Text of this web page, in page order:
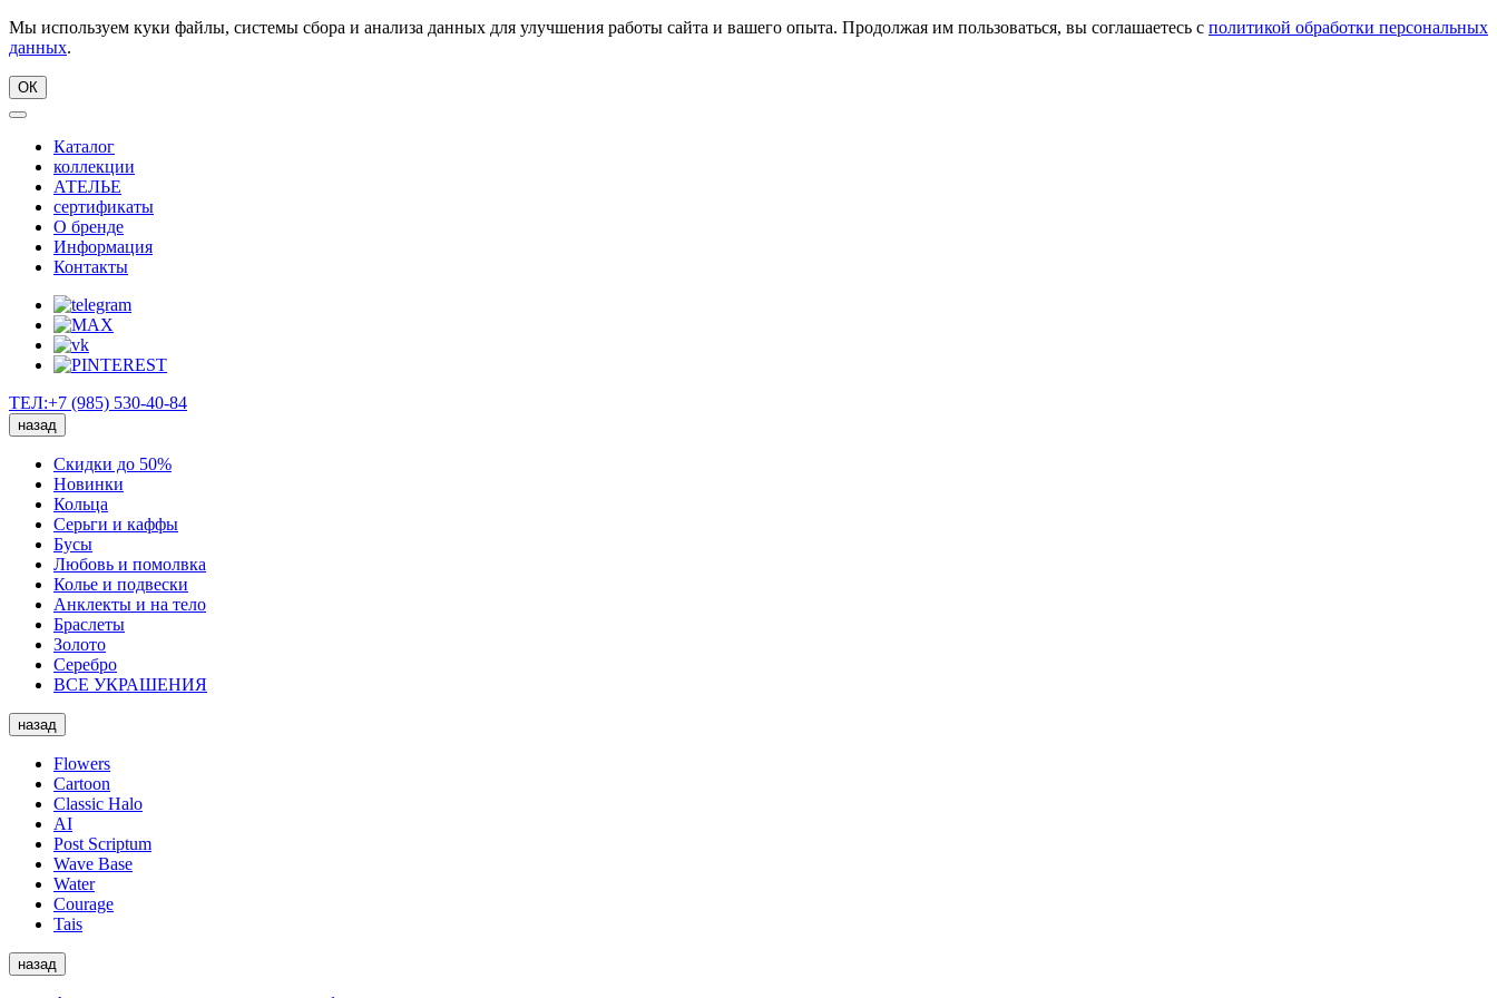
Мы используем куки файлы, системы сбора и анализа данных для улучшения работы сайта и вашего опыта. Продолжая им пользоваться, вы соглашаетесь с политикой обработки персональных
данных.
ОК
Каталог
коллекции
АТЕЛЬЕ
сертификаты
О бренде
Информация
Контакты
ТЕЛ:+7 (985) 530-40-84
назад
Скидки до 50%
Новинки
Кольца
Серьги и каффы
Бусы
Любовь и помолвка
Колье и подвески
Анклекты и на тело
Браслеты
Золото
Серебро
ВСЕ УКРАШЕНИЯ
назад
Flowers
Cartoon
Classic Halo
AI
Post Scriptum
Wave Base
Water
Courage
Tais
назад